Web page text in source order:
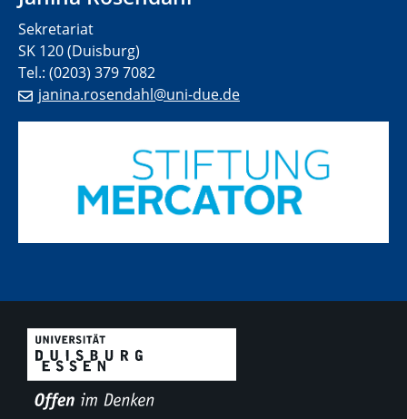
Sekretariat
SK 120 (Duisburg)
Tel.: (0203) 379 7082
janina.rosendahl@uni-due.de